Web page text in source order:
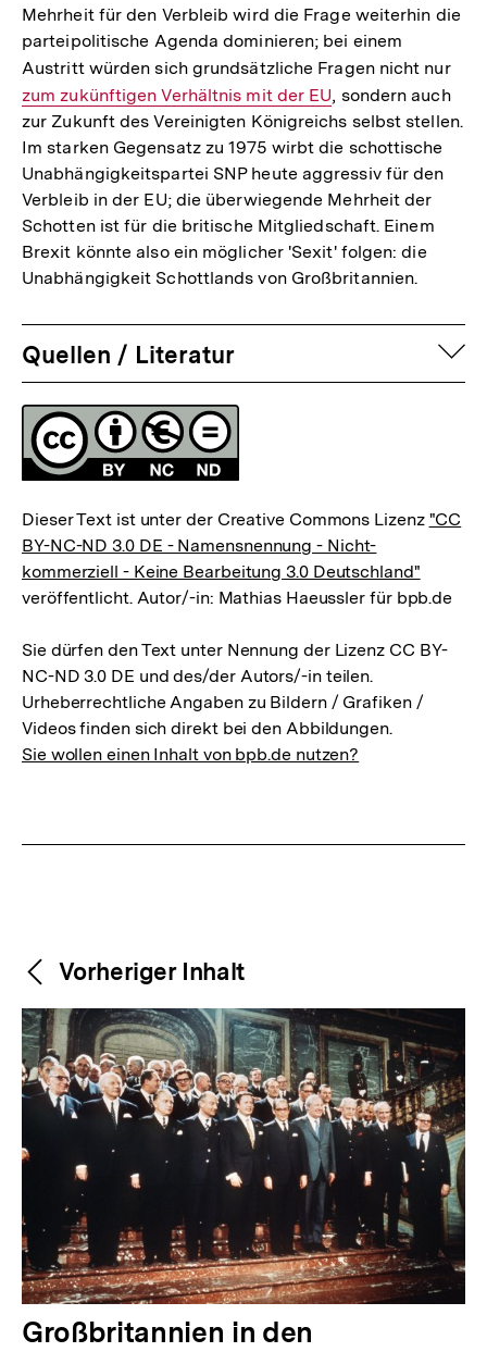
Mehrheit für den Verbleib wird die Frage weiterhin die
parteipolitische Agenda dominieren; bei einem
Austritt würden sich grundsätzliche Fragen nicht nur
zum zukünftigen Verhältnis mit der EU, sondern auch
zur Zukunft des Vereinigten Königreichs selbst stellen.
Im starken Gegensatz zu 1975 wirbt die schottische
Unabhängigkeitspartei SNP heute aggressiv für den
Verbleib in der EU; die überwiegende Mehrheit der
Schotten ist für die britische Mitgliedschaft. Einem
Brexit könnte also ein möglicher 'Sexit' folgen: die
Unabhängigkeit Schottlands von Großbritannien.
Quellen / Literatur
Fussnoten
Lizenz
Dieser Text ist unter der Creative Commons Lizenz "CC
BY-NC-ND 3.0 DE - Namensnennung - Nicht-
kommerziell - Keine Bearbeitung 3.0 Deutschland"
veröffentlicht. Autor/-in: Mathias Haeussler für bpb.de
Sie dürfen den Text unter Nennung der Lizenz CC BY-
NC-ND 3.0 DE und des/der Autors/-in teilen.
Urheberrechtliche Angaben zu Bildern / Grafiken /
Videos finden sich direkt bei den Abbildungen.
Sie wollen einen Inhalt von bpb.de nutzen?
Weitere
Inhalte
Content-
Navigation
Vorheriger Inhalt
V
Großbritannien in den